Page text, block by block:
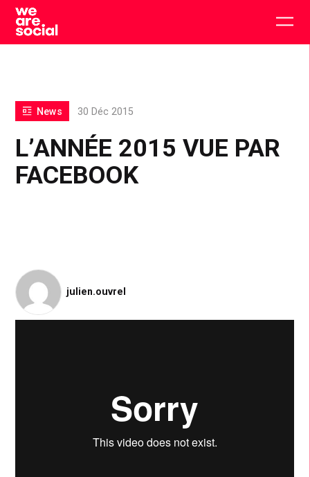
Skip
content
L’ANNÉE 2015 VUE PAR
FACEBOOK
News 30 Déc 2015
julien.ouvrel